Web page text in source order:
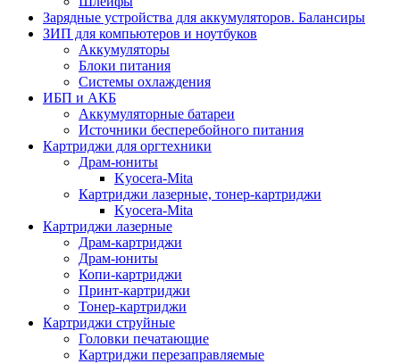
Зарядные устройства для аккумуляторов. Балансиры
ЗИП для компьютеров и ноутбуков
Аккумуляторы
Блоки питания
Системы охлаждения
ИБП и АКБ
Аккумуляторные батареи
Источники бесперебойного питания
Картриджи для оргтехники
Драм-юниты
Kyocera-Mita
Картриджи лазерные, тонер-картриджи
Kyocera-Mita
Картриджи лазерные
Драм-картриджи
Драм-юниты
Копи-картриджи
Принт-картриджи
Тонер-картриджи
Картриджи струйные
Головки печатающие
Картриджи перезаправляемые